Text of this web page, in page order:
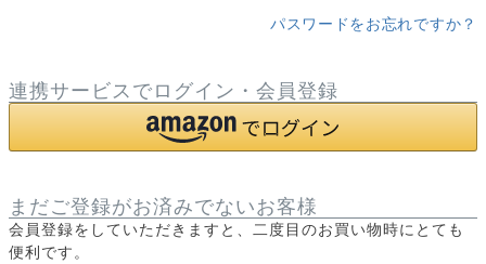
パスワードをお忘れですか？
連携サービスでログイン・会員登録
まだご登録がお済みでないお客様
会員登録をしていただきますと、二度目のお買い物時にとても
便利です。